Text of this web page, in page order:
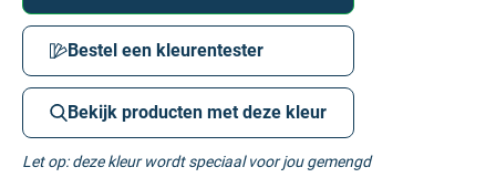
Bestel een kleurentester
Bekijk producten met deze kleur
Let op: deze kleur wordt speciaal voor jou gemengd